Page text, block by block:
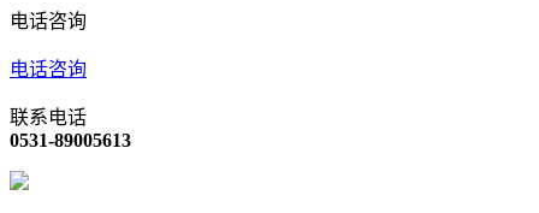
电话咨询
电话咨询
联系电话
0531-89005613